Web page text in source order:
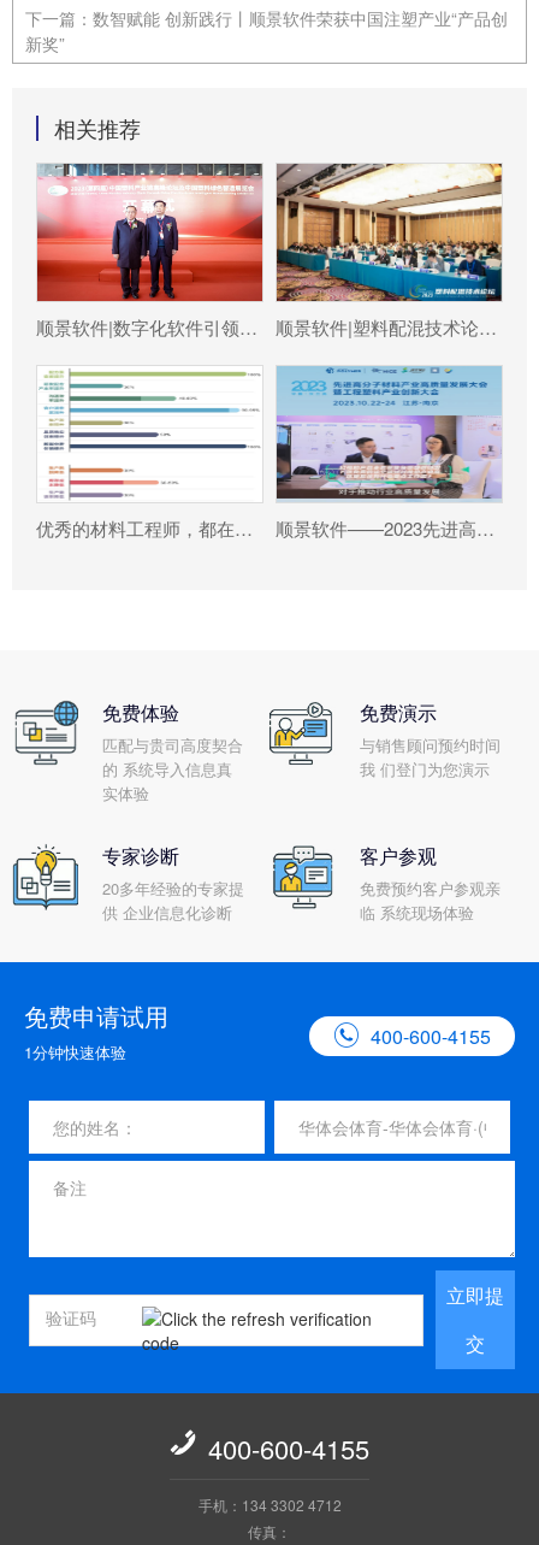
下一篇： 数智赋能 创新践行丨顺景软件荣获中国注塑产业“产品创
新奖”
相关推荐
顺景软件|数字化软件引领新材料产业绿色智造新篇章 顺景软件|塑料配混技术论坛上展示数字化的力量
优秀的材料工程师，都在跟这个新朋友打交道! 顺景软件——2023先进高分子材料产业高质量发展大会暨工程塑料产业创新大会
免费体验
匹配与贵司高度契合
的 系统导入信息真
实体验
免费演示
与销售顾问预约时间
我 们登门为您演示
专家诊断
20多年经验的专家提
供 企业信息化诊断
客户参观
免费预约客户参观亲
临 系统现场体验
免费申请试用
1分钟快速体验
 400-600-4155
立即提
交
 400-600-4155
手机：134 3302 4712
传真：